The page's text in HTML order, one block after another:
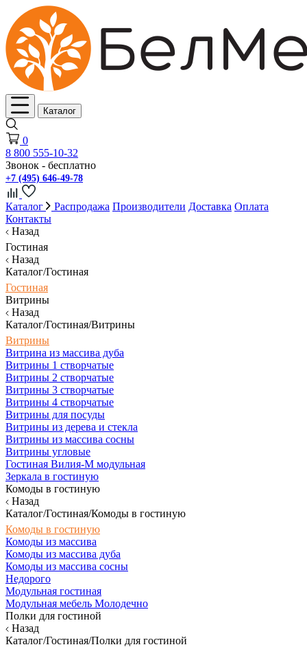
Каталог
0
8 800 555-10-32
Звонок - бесплатно
+7 (495) 646-49-78
Каталог Распродажа Производители Доставка Оплата
Контакты
Назад
Гостиная
Назад
Каталог/Гостиная
Гостиная
Витрины
Назад
Каталог/Гостиная/Витрины
Витрины
Витрина из массива дуба
Витрины 1 створчатые
Витрины 2 створчатые
Витрины 3 створчатые
Витрины 4 створчатые
Витрины для посуды
Витрины из дерева и стекла
Витрины из массива сосны
Витрины угловые
Гостиная Вилия-М модульная
Зеркала в гостиную
Комоды в гостиную
Назад
Каталог/Гостиная/Комоды в гостиную
Комоды в гостиную
Комоды из массива
Комоды из массива дуба
Комоды из массива сосны
Недорого
Модульная гостиная
Модульная мебель Молодечно
Полки для гостиной
Назад
Каталог/Гостиная/Полки для гостиной